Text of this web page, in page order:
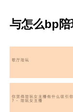
与怎么bp